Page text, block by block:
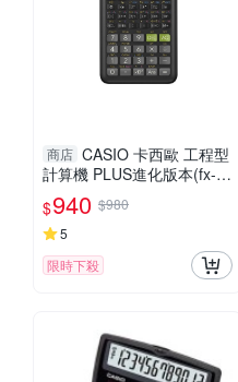
商店 CASIO 卡西歐 工程型
計算機 PLUS進化版本(fx-9
91ES)
$940 $980
5
限時下殺